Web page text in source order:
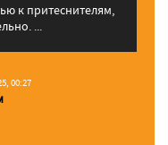
к притеснителям,
...
00:27